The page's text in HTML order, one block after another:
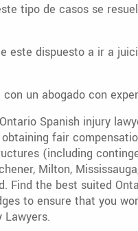
tipo de casos se
este dispuesto a ir a
un abogado con
Spanish injury
fair
(including
Milton,
Find the best suited
to ensure that you